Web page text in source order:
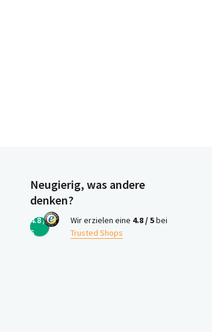
Neugierig, was andere
denken?
4.8 /
5
Wir erzielen eine 4.8 / 5bei
Trusted Shops